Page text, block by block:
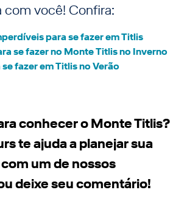
com você! Confira:
para se fazer em Titlis
se fazer no Monte Titlis no Inverno
fazer em Titlis no Verão
conhecer o Monte Titlis?
te ajuda a planejar sua
um de nossos
deixe seu comentário!